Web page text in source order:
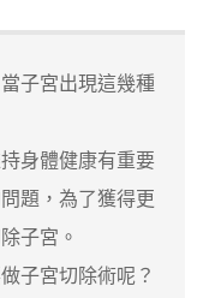
子宮出現這幾種
身體健康有重要
題，為了獲得更
子宮。
子宮切除術呢？